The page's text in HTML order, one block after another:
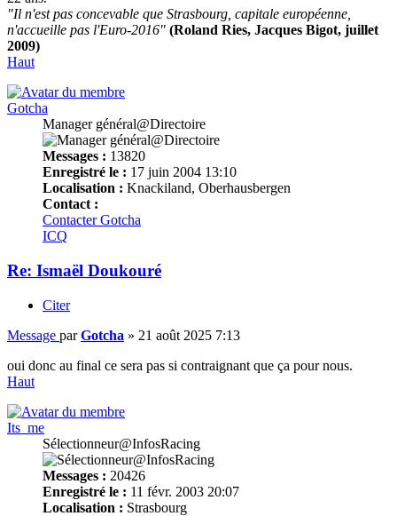
"Il n'est pas concevable que Strasbourg, capitale européenne,
n'accueille pas l'Euro-2016" (Roland Ries, Jacques Bigot, juillet
2009)
Haut
Gotcha
Manager général@Directoire
Messages : 13820
Enregistré le : 17 juin 2004 13:10
Localisation : Knackiland, Oberhausbergen
Contact :
Contacter Gotcha
ICQ
Re: Ismaël Doukouré
Citer
Message parGotcha » 21 août 2025 7:13
oui donc au final ce sera pas si contraignant que ça pour nous.
Haut
Its_me
Sélectionneur@InfosRacing
Messages : 20426
Enregistré le : 11 févr. 2003 20:07
Localisation : Strasbourg